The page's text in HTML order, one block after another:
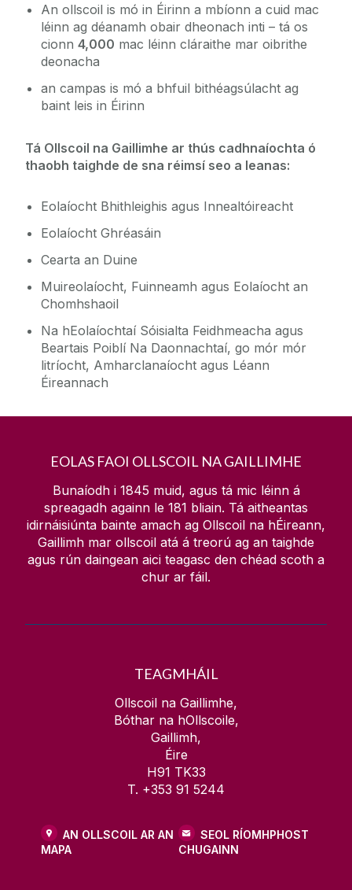
An ollscoil is mó in Éirinn a mbíonn a cuid mac
léinn ag déanamh obair dheonach inti – tá os
cionn 4,000 mac léinn cláraithe mar oibrithe
deonacha
an campas is mó a bhfuil bithéagsúlacht ag
baint leis in Éirinn
Tá Ollscoil na Gaillimhe ar thús cadhnaíochta ó
thaobh taighde de sna réimsí seo a leanas:
Eolaíocht Bhithleighis agus Innealtóireacht
Eolaíocht Ghréasáin
Cearta an Duine
Muireolaíocht, Fuinneamh agus Eolaíocht an
Chomhshaoil
Na hEolaíochtaí Sóisialta Feidhmeacha agus
Beartais Poiblí Na Daonnachtaí, go mór mór
litríocht, Amharclanaíocht agus Léann
Éireannach
EOLAS FAOI OLLSCOIL NA GAILLIMHE
Bunaíodh i 1845 muid, agus tá mic léinn á
spreagadh againn le 181 bliain. Tá aitheantas
idirnáisiúnta bainte amach ag Ollscoil na hÉireann,
Gaillimh mar ollscoil atá á treorú ag an taighde
agus rún daingean aici teagasc den chéad scoth a
chur ar fáil.
TEAGMHÁIL
Ollscoil na Gaillimhe,
Bóthar na hOllscoile,
Gaillimh,
Éire
H91 TK33
T. +353 91 5244
AN OLLSCOIL AR AN
MAPA
SEOL RÍOMHPHOST
CHUGAINN